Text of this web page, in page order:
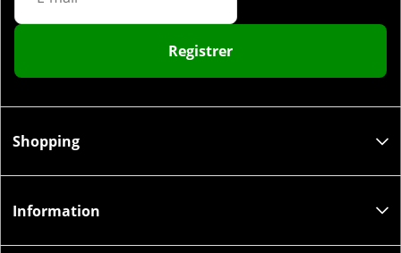
Registrer
Shopping
Information